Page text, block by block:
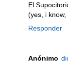
El
(yes, i
Responder
Anónimo